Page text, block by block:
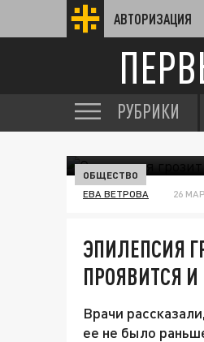
АВТОРИЗАЦИЯ
РУБРИКИ
ОБЩЕСТВО
ЕВА ВЕТРОВА 26
ЭПИЛЕПСИЯ
ПРОЯВИТСЯ И
Врачи
ее не было